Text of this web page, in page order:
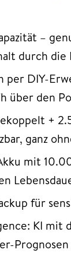
–
durch die
per DIY-
über den
+
ganz
mit
für
KI mit
Prognosen